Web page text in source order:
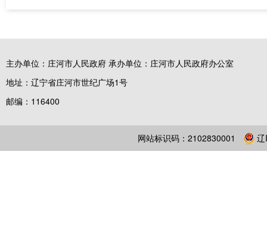
主办单位：庄河市人民政府 承办单位：庄河市人民政府办公室
地址：辽宁省庄河市世纪广场1号
邮编：116400
网站标识码：2102830001